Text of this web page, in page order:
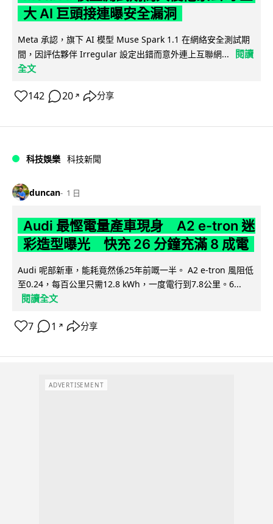
大 AI 巨頭接連曝安全漏洞
Meta 承認，旗下 AI 模型 Muse Spark 1.1 在網絡安全測試期
間，因評估夥伴 Irregular 設定出錯而意外連上互聯網...
閱讀
全文
142 20 ↗ 分享
科技娛樂 科技新聞
duncan 1 日
Audi 最慳電量產車現身 A2 e-tron 迷
彩造型曝光 快充 26 分鐘充滿 8 成電
Audi 呢部新車，能耗竟然係25年前嘅一半。 A2 e-tron 風阻低
至0.24，每百公里只需12.8 kWh，一度電行到7.8公里。6...
閱讀全文
7 1 ↗ 分享
ADVERTISEMENT